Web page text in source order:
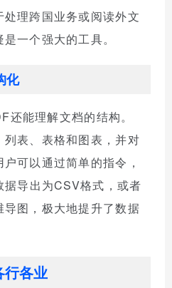
理跨国业务或阅读外文
一个强大的工具。
化
能理解文档的结构。
表、表格和图表，并对
可以通过简单的指令，
导出为CSV格式，或者
图，极大地提升了数据
行各业